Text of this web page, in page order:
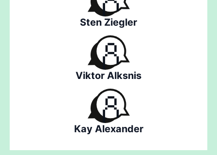
Sten Ziegler
Viktor Alksnis
Kay Alexander